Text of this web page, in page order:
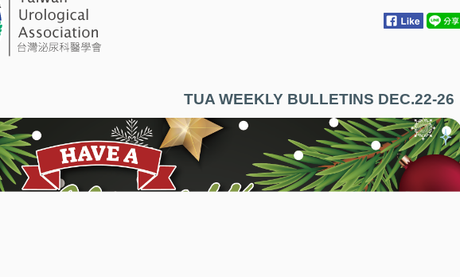
TUA WEEKLY BULLETINS DEC.22-26